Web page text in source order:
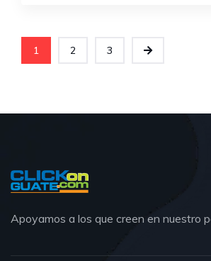
1 2 3
Apoyamos a los que creen en nuestro